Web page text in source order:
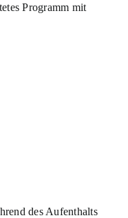
Programm mit
des Aufenthalts